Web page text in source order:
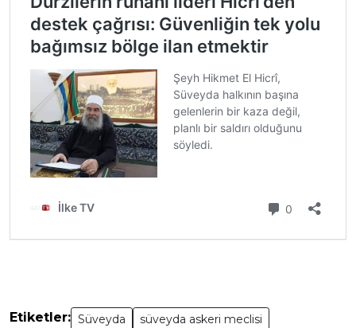
Etiketler: Süveyda
süveyda askeri meclisi